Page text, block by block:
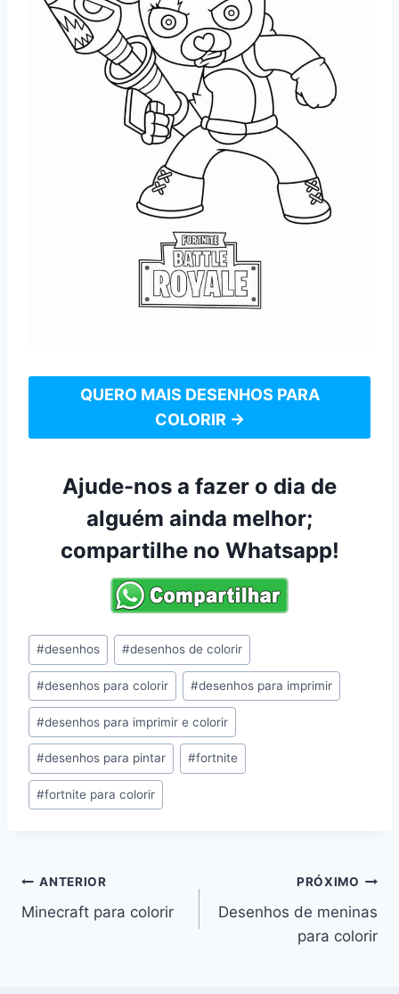
QUERO MAIS DESENHOS PARA
COLORIR →
Ajude-nos a fazer o dia de
alguém ainda melhor;
compartilhe no Whatsapp!
Tags
do
Post:
#desenhos #desenhos de colorir
#desenhos para colorir #desenhos para imprimir
#desenhos para imprimir e colorir
#desenhos para pintar #fortnite
#fortnite para colorir
Navegação
de
ANTERIOR
Minecraft para colorir
PRÓXIMO
Desenhos de meninas
para colorir